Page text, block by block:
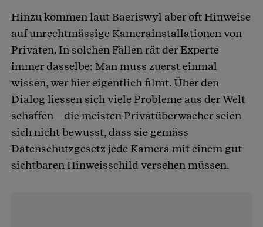
Hinzu kommen laut Baeriswyl aber oft Hinweise
auf unrechtmässige Kamerainstallationen von
Privaten. In solchen Fällen rät der Experte
immer dasselbe: Man muss zuerst einmal
wissen, wer hier eigentlich filmt. Über den
Dialog liessen sich viele Probleme aus der Welt
schaffen – die meisten Privatüberwacher seien
sich nicht bewusst, dass sie gemäss
Datenschutzgesetz jede Kamera mit einem gut
sichtbaren Hinweisschild versehen müssen.